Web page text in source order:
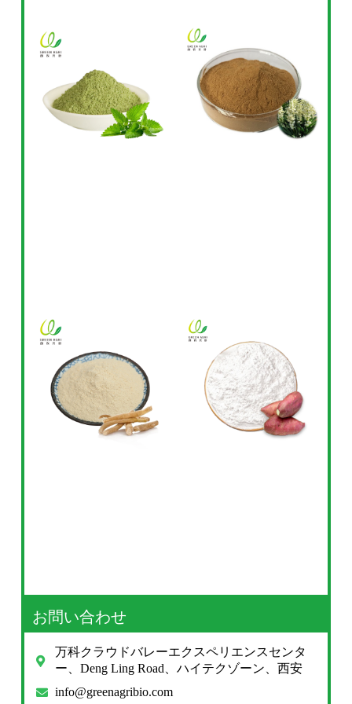
お問い合わせ
万科クラウドバレーエクスペリエンスセンタ
ー、Deng Ling Road、ハイテクゾーン、西安
info@greenagribio.com